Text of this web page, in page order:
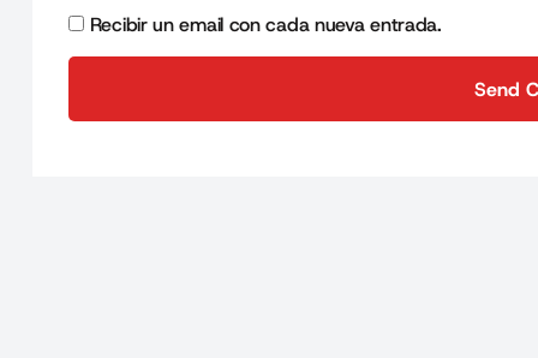
Recibir un email con cada nueva entrada.
Send